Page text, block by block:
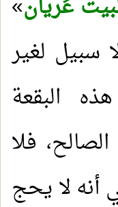
عُريان»
سبيل لغير
البقعة
فلا
أنه لا يحج